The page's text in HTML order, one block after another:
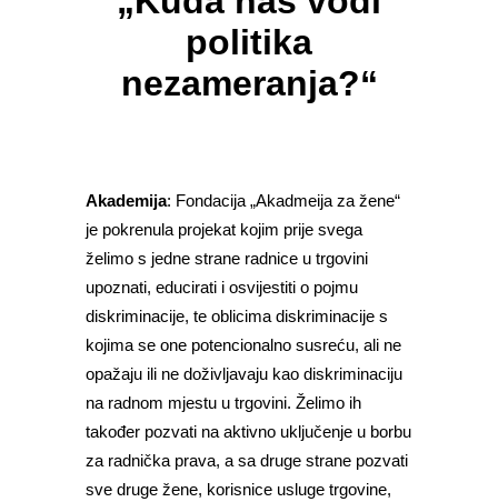
politika
nezameranja?“
Akademija: Fondacija „Akadmeija za žene“
je pokrenula projekat kojim prije svega
želimo s jedne strane radnice u trgovini
upoznati, educirati i osvijestiti o pojmu
diskriminacije, te oblicima diskriminacije s
kojima se one potencionalno susreću, ali ne
opažaju ili ne doživljavaju kao diskriminaciju
na radnom mjestu u trgovini. Želimo ih
također pozvati na aktivno uključenje u borbu
za radnička prava, a sa druge strane pozvati
sve druge žene, korisnice usluge trgovine,